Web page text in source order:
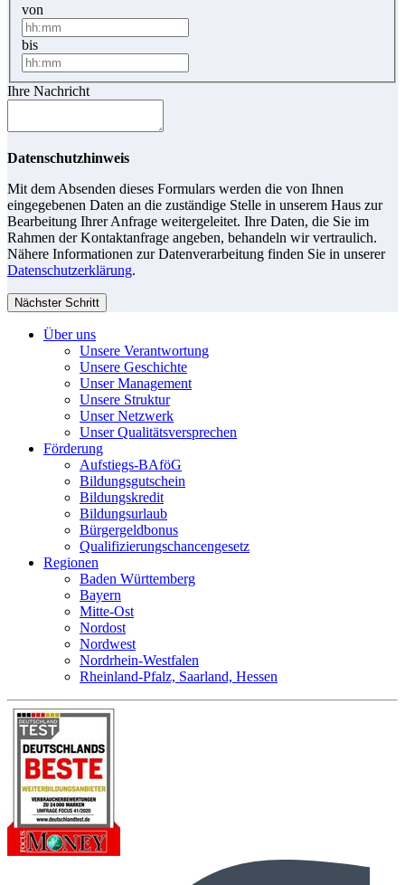
von
bis
Ihre Nachricht
Datenschutzhinweis
Mit dem Absenden dieses Formulars werden die von Ihnen
eingegebenen Daten an die zuständige Stelle in unserem Haus zur
Bearbeitung Ihrer Anfrage weitergeleitet. Ihre Daten, die Sie im
Rahmen der Kontaktanfrage angeben, behandeln wir vertraulich.
Nähere Informationen zur Datenverarbeitung finden Sie in unserer
Datenschutzerklärung.
Nächster Schritt
Über uns
Unsere Verantwortung
Unsere Geschichte
Unser Management
Unsere Struktur
Unser Netzwerk
Unser Qualitätsversprechen
Förderung
Aufstiegs-BAföG
Bildungsgutschein
Bildungskredit
Bildungsurlaub
Bürgergeldbonus
Qualifizierungschancengesetz
Regionen
Baden Württemberg
Bayern
Mitte-Ost
Nordost
Nordwest
Nordrhein-Westfalen
Rheinland-Pfalz, Saarland, Hessen